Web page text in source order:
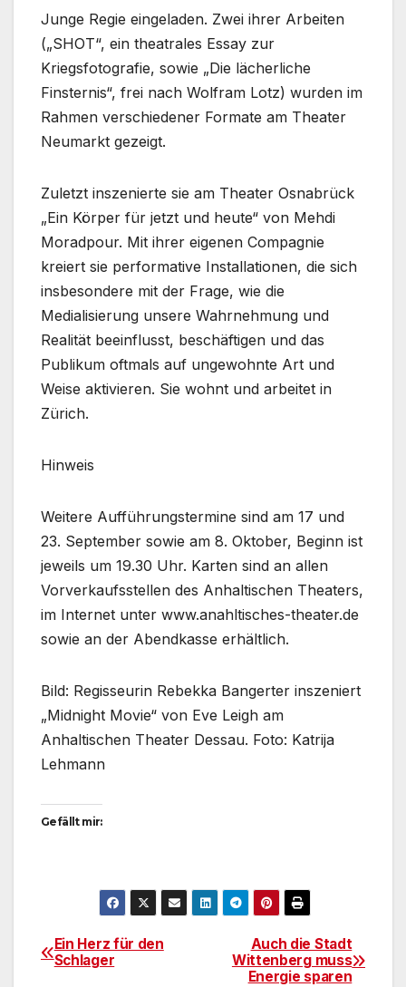
Junge Regie eingeladen. Zwei ihrer Arbeiten
(„SHOT“, ein theatrales Essay zur
Kriegsfotografie, sowie „Die lächerliche
Finsternis“, frei nach Wolfram Lotz) wurden im
Rahmen verschiedener Formate am Theater
Neumarkt gezeigt.
Zuletzt inszenierte sie am Theater Osnabrück
„Ein Körper für jetzt und heute“ von Mehdi
Moradpour. Mit ihrer eigenen Compagnie
kreiert sie performative Installationen, die sich
insbesondere mit der Frage, wie die
Medialisierung unsere Wahrnehmung und
Realität beeinflusst, beschäftigen und das
Publikum oftmals auf ungewohnte Art und
Weise aktivieren. Sie wohnt und arbeitet in
Zürich.
Hinweis
Weitere Aufführungstermine sind am 17 und
23. September sowie am 8. Oktober, Beginn ist
jeweils um 19.30 Uhr. Karten sind an allen
Vorverkaufsstellen des Anhaltischen Theaters,
im Internet unter www.anahltisches-theater.de
sowie an der Abendkasse erhältlich.
Bild: Regisseurin Rebekka Bangerter inszeniert
„Midnight Movie“ von Eve Leigh am
Anhaltischen Theater Dessau. Foto: Katrija
Lehmann
Gefällt mir:
BeitragsnavigationAuch die Stadt
Wittenberg muss
Energie sparen
Ein Herz für den
Schlager